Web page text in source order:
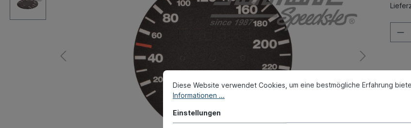
Diese Website verwendet Cookies, um eine bestmögliche Erfahrung
Informationen ...
Einstellungen